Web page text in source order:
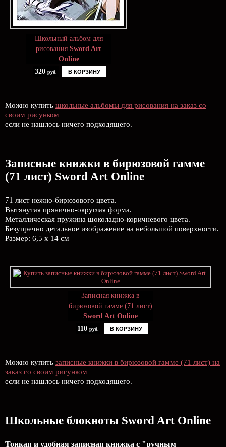
Школьный альбом для
рисования Sword Art
Online
320 руб. В КОРЗИНУ
Можно купить школьные альбомы для рисования на заказ со
своим рисунком
если не нашлось ничего подходящего.
Записные книжки в бирюзовой гамме
(71 лист) Sword Art Online
71 лист нежно-бирюзового цвета.
Вытянутая прянично-округлая форма.
Металлическая пружина шоколадно-коричневого цвета.
Безупречно детальное изображение на небольшой поверхности.
Размер: 6,5 х 14 см
Записная книжка в
бирюзовой гамме (71 лист)
Sword Art Online
110 руб. В КОРЗИНУ
Можно купить записные книжки в бирюзовой гамме (71 лист) на
заказ со своим рисунком
если не нашлось ничего подходящего.
Школьные блокноты Sword Art Online
Тонкая и удобная записная книжка с "ручным